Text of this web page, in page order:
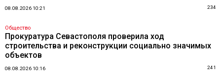
08.08.2026 10:21 234
Общество
Прокуратура Севастополя проверила ход
строительства и реконструкции социально значимых
объектов
08.08.2026 10:16 241